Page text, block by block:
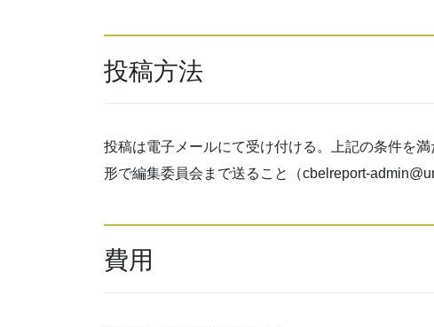
投稿方法
投稿は電子メールにて受け付ける。上記の条件を
形で編集委員会まで送ること（cbelreport-
費用